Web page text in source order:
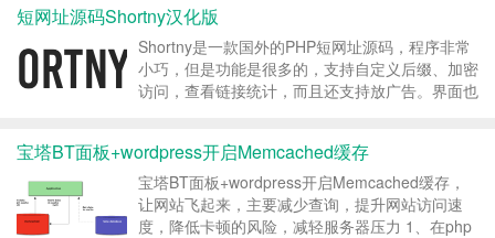
短网址源码Shortny汉化版
Shortny是一款国外的PHP短网址源码，程序非常
小巧，但是功能是很多的，支持自定义后缀、加密
访问，查看链接统计，而且还支持放广告。界面也
义UR...
宝塔BT面板+wordpress开启Memcached缓存
宝塔BT面板+wordpress开启Memcached缓存，
让网站飞起来，主要减少查询，提升网站访问速
度，降低卡顿的风险，减轻服务器压力 1、在php